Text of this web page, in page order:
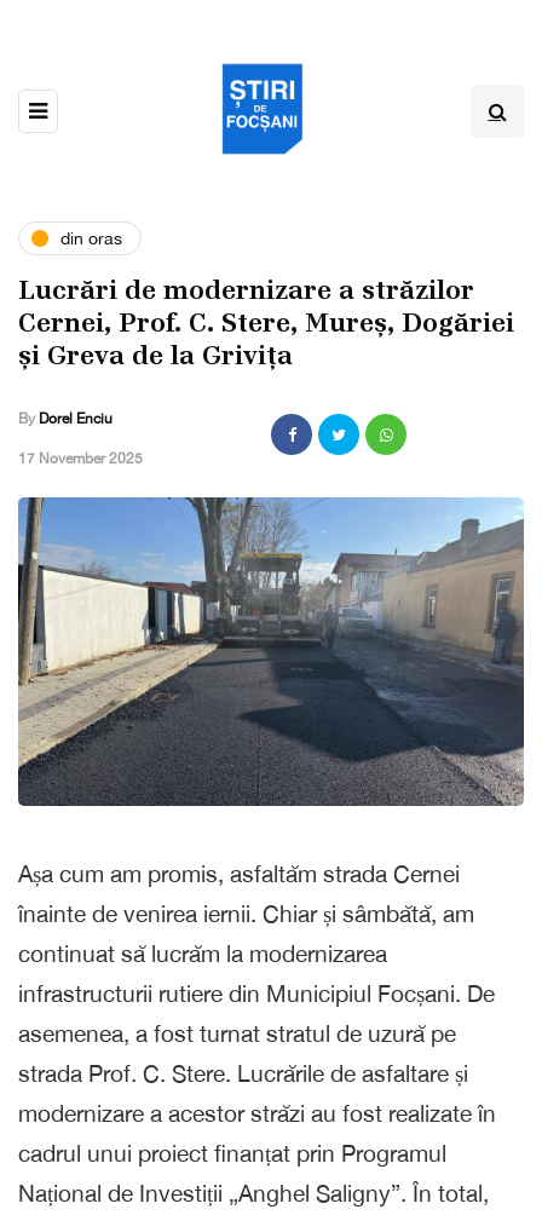
din oras
Lucrări de modernizare a străzilor
Cernei, Prof. C. Stere, Mureș, Dogăriei
și Greva de la Grivița
By Dorel Enciu
,17 November 2025
Așa cum am promis, asfaltăm strada Cernei
înainte de venirea iernii. Chiar și sâmbătă, am
continuat să lucrăm la modernizarea
infrastructurii rutiere din Municipiul Focșani. De
asemenea, a fost turnat stratul de uzură pe
strada Prof. C. Stere. Lucrările de asfaltare și
modernizare a acestor străzi au fost realizate în
cadrul unui proiect finanțat prin Programul
Național de Investiții „Anghel Saligny”. În total,